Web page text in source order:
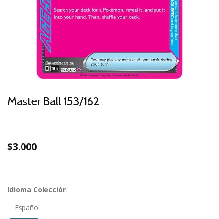
Master Ball 153/162
$3.000
Idioma Colección
Español